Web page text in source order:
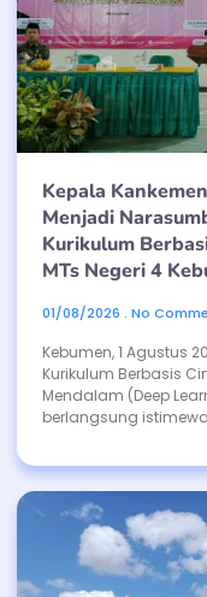
Kepala
Menjadi
Kurikulum
MTs Negeri 4
01/08/2026 No
Kebumen, 1 Agustus
Kurikulum Berbasis
Mendalam (Deep
berlangsung